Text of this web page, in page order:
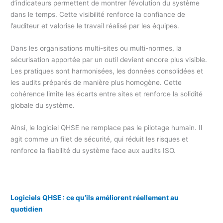
d’indicateurs permettent de montrer l’évolution du système
dans le temps. Cette visibilité renforce la confiance de
l’auditeur et valorise le travail réalisé par les équipes.
Dans les organisations multi-sites ou multi-normes, la
sécurisation apportée par un outil devient encore plus visible.
Les pratiques sont harmonisées, les données consolidées et
les audits préparés de manière plus homogène. Cette
cohérence limite les écarts entre sites et renforce la solidité
globale du système.
Ainsi, le logiciel QHSE ne remplace pas le pilotage humain. Il
agit comme un filet de sécurité, qui réduit les risques et
renforce la fiabilité du système face aux audits ISO.
Logiciels QHSE : ce qu’ils améliorent réellement au
quotidien